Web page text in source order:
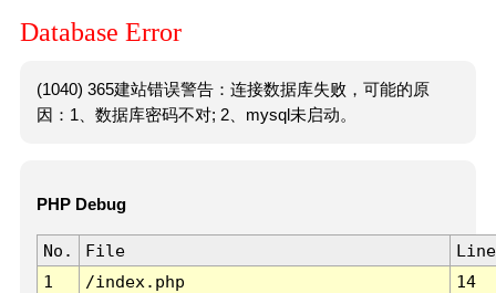
Database Error
(1040) 365建站错误警告：连接数据库失败，可能的原
因：1、数据库密码不对; 2、mysql未启动。
PHP Debug
No. File
Line
1
/index.php 14